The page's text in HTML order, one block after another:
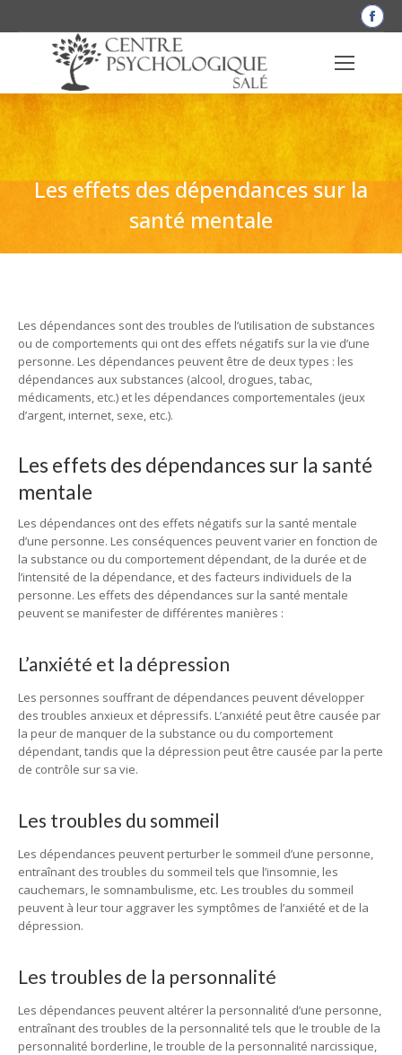
La
une
Les effets des dépendances sur la
santé mentale
Les dépendances sont des troubles de l’utilisation de substances
ou de comportements qui ont des effets négatifs sur la vie d’une
personne. Les dépendances peuvent être de deux types : les
dépendances aux substances (alcool, drogues, tabac,
médicaments, etc.) et les dépendances comportementales (jeux
d’argent, internet, sexe, etc.).
Les effets des dépendances sur la santé
mentale
Les dépendances ont des effets négatifs sur la santé mentale
d’une personne. Les conséquences peuvent varier en fonction de
la substance ou du comportement dépendant, de la durée et de
l’intensité de la dépendance, et des facteurs individuels de la
personne. Les effets des dépendances sur la santé mentale
peuvent se manifester de différentes manières :
L’anxiété et la dépression
Les personnes souffrant de dépendances peuvent développer
des troubles anxieux et dépressifs. L’anxiété peut être causée par
la peur de manquer de la substance ou du comportement
dépendant, tandis que la dépression peut être causée par la perte
de contrôle sur sa vie.
Les troubles du sommeil
Les dépendances peuvent perturber le sommeil d’une personne,
entraînant des troubles du sommeil tels que l’insomnie, les
cauchemars, le somnambulisme, etc. Les troubles du sommeil
peuvent à leur tour aggraver les symptômes de l’anxiété et de la
dépression.
Les troubles de la personnalité
Les dépendances peuvent altérer la personnalité d’une personne,
entraînant des troubles de la personnalité tels que le trouble de la
personnalité borderline, le trouble de la personnalité narcissique,